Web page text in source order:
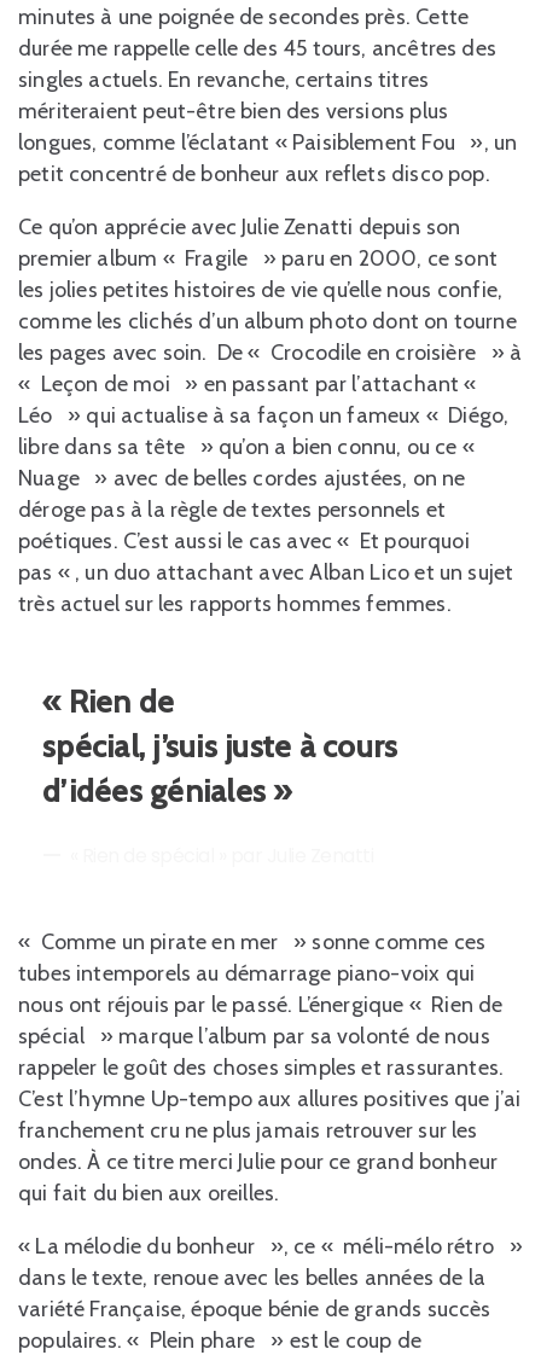
minutes à une poignée de secondes près. Cette
durée me rappelle celle des 45 tours, ancêtres des
singles actuels. En revanche, certains titres
mériteraient peut-être bien des versions plus
longues, comme l’éclatant « Paisiblement Fou », un
petit concentré de bonheur aux reflets disco pop.
Ce qu’on apprécie avec Julie Zenatti depuis son
premier album « Fragile » paru en 2000, ce sont
les jolies petites histoires de vie qu’elle nous confie,
comme les clichés d’un album photo dont on tourne
les pages avec soin. De « Crocodile en croisière » à
« Leçon de moi » en passant par l’attachant «
Léo » qui actualise à sa façon un fameux « Diégo,
libre dans sa tête » qu’on a bien connu, ou ce «
Nuage » avec de belles cordes ajustées, on ne
déroge pas à la règle de textes personnels et
poétiques. C’est aussi le cas avec « Et pourquoi
pas « , un duo attachant avec Alban Lico et un sujet
très actuel sur les rapports hommes femmes.
« Rien de
spécial, j’suis juste à cours
d’idées géniales »
« Comme un pirate en mer » sonne comme ces
tubes intemporels au démarrage piano-voix qui
nous ont réjouis par le passé. L’énergique « Rien de
spécial » marque l’album par sa volonté de nous
rappeler le goût des choses simples et rassurantes.
C’est l’hymne Up-tempo aux allures positives que j’ai
franchement cru ne plus jamais retrouver sur les
ondes. À ce titre merci Julie pour ce grand bonheur
qui fait du bien aux oreilles.
« La mélodie du bonheur », ce « méli-mélo rétro »
dans le texte, renoue avec les belles années de la
variété Française, époque bénie de grands succès
populaires. « Plein phare » est le coup de